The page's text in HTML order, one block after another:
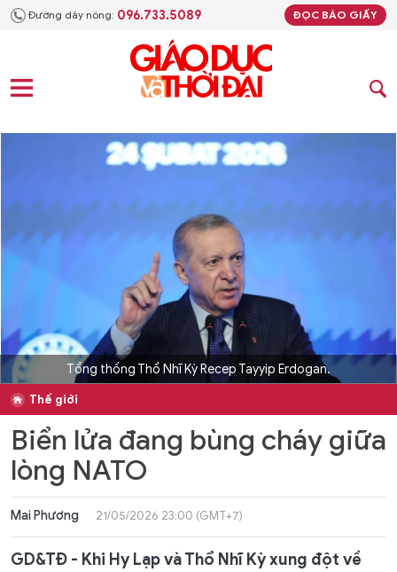
Đường dây nóng: 096.733.5089 ĐỌC BÁO GIẤY
Tổng thống Thổ Nhĩ Kỳ Recep Tayyip Erdogan.
Thế giới
Biển lửa đang bùng cháy giữa
lòng NATO
Mai Phương 21/05/2026 23:00 (GMT+7)
GD&TĐ - Khi Hy Lạp và Thổ Nhĩ Kỳ xung đột về